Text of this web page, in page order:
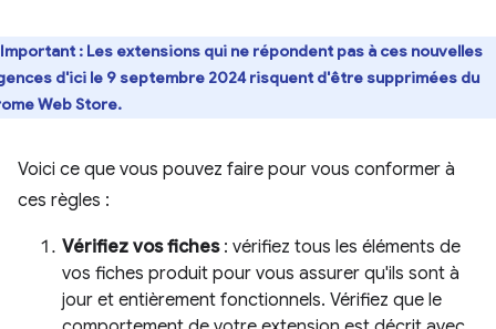
Important : Les extensions qui ne répondent pas à ces nouvelles
d'ici le 9 septembre 2024 risquent d'être supprimées du
Web Store.
Voici ce que vous pouvez faire pour vous conformer à
ces règles :
Vérifiez vos fiches: vérifiez tous les éléments de
vos fiches produit pour vous assurer qu'ils sont à
jour et entièrement fonctionnels. Vérifiez que le